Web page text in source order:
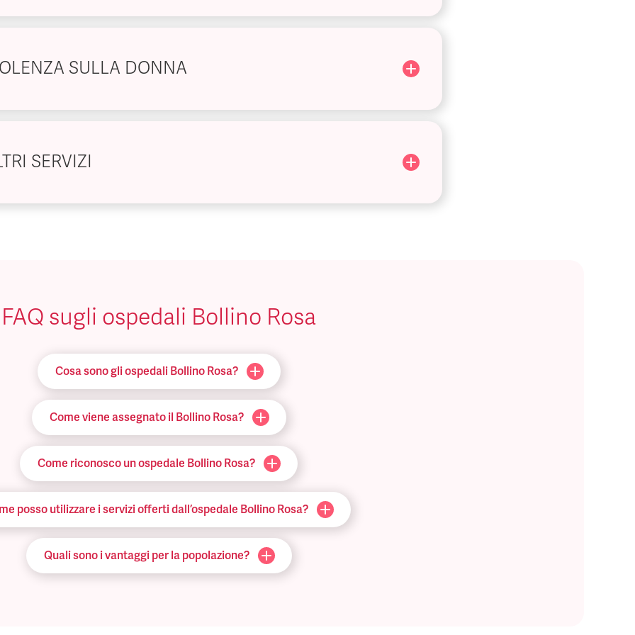
SULLA DONNA
SERVIZI
FAQ sugli ospedali Bollino Rosa
Cosa sono gli ospedali Bollino Rosa?
Come viene assegnato il Bollino Rosa?
Come riconosco un ospedale Bollino Rosa?
posso utilizzare i servizi offerti dall’ospedale Bollino Rosa?
Quali sono i vantaggi per la popolazione?